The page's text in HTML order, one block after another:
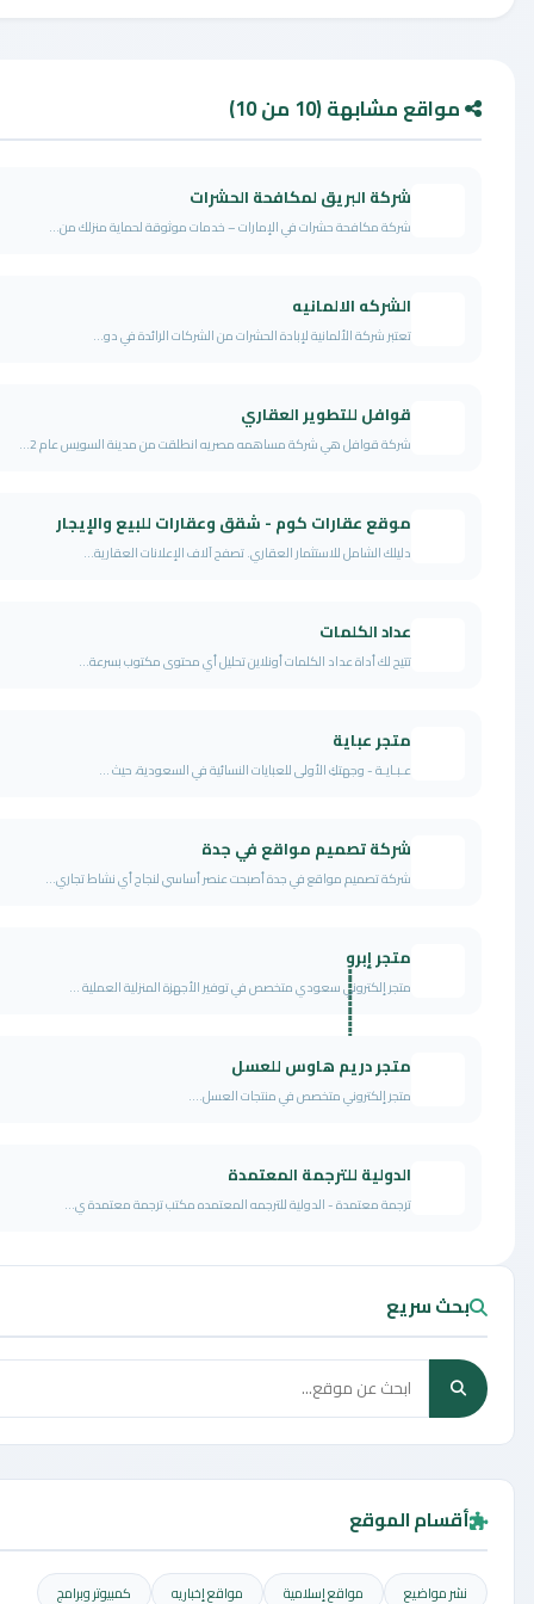
مشابهة (10 من 10)
شركة البريق لمكافحة الحشرات
شركة مكافحة حشرات في الإمارات – خدمات موثوقة لحماية منزلك من...
الشركه الالمانيه
تعتبر شركة الألمانية لإبادة الحشرات من الشركات الرائدة في دو...
قوافل للتطوير العقاري
شركة قوافل هي شركة مساهمه مصريه انطلقت من مدينة السويس عام 2...
موقع عقارات كوم - شقق وعقارات للبيع والإيجار
دليلك الشامل للاستثمار العقاري. تصفح آلاف الإعلانات العقارية...
تتيح لك أداة عداد الكلمات أونلاين تحليل أي محتوى مكتوب بسرعة...
عـبـايـة - وجهتكِ الأولى للعبايات النسائية في السعودية، حيث ...
شركة تصميم مواقع في جدة
شركة تصميم مواقع في جدة أصبحت عنصر أساسي لنجاح أي نشاط تجاري...
متجر إلكتروني سعودي متخصص في توفير الأجهزة المنزلية العملية ...
متجر دريم هاوس للعسل
متجر إلكتروني متخصص في منتجات العسل....
الدولية للترجمة المعتمدة
ترجمة معتمدة - الدولية للترجمه المعتمده مكتب ترجمة معتمدة ي...
سريع
الموقع
مواقع إسلامية مواقع إخباريه
كمبيوتر وبرامج